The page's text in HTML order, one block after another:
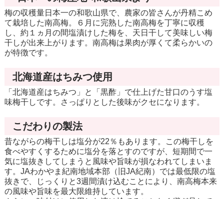
梅の収穫量日本一の和歌山県で、農家の皆さんが丹精こめ
て栽培した南高梅。６月に完熟した南高梅を丁寧に収穫
し、約１ヵ月の間塩漬けした梅を、天日干して美味しい梅
干しが出来上がります。南高梅は果肉が厚くて柔らかいの
が特徴です。
北海道産はちみつ使用
「北海道産はちみつ」と「黒酢」で仕上げた甘口のうす塩
味梅干しです。さっぱりとした後味がクセになります。
こだわりの製法
昔ながらの梅干しは塩分が22％もあります。この梅干しを
食べやすくするために塩分を落とすのですが、短期間で一
気に塩抜きしてしまうと風味や旨味が損なわれてしまいま
す。JAわかやま紀南地域本部（旧JA紀南）では最低限の塩
抜きで、じっくりと3週間漬け込むことにより、南高梅本来
の風味や旨味を最大限維持しています。